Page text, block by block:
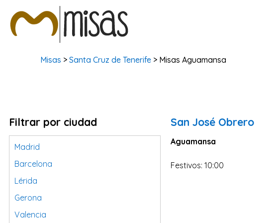
Misas >Santa Cruz de Tenerife > Misas Aguamansa
Filtrar por ciudad
Madrid
Barcelona
Lérida
Gerona
Valencia
San José Obrero
Aguamansa
Festivos: 10:00